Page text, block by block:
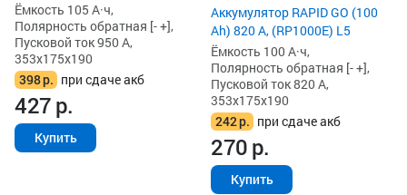
Ёмкость 105 А·ч,
Полярность обратная [- +],
Пусковой ток 950 А,
353x175x190
398р. при сдаче акб
427р.
Купить
Аккумулятор RAPID GO (100
Ah) 820 А, (RP1000E) L5
Ёмкость 100 А·ч,
Полярность обратная [- +],
Пусковой ток 820 А,
353x175x190
242р. при сдаче акб
270р.
Купить